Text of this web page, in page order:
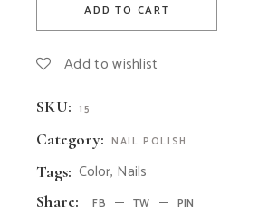
ADD TO CART
Add to wishlist
SKU: 15
Category: NAIL POLISH
Tags: Color, Nails
Share: FB TW PIN